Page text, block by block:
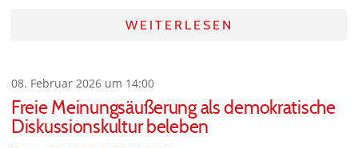
WEITERLESEN
08. Februar 2026 um 14:00
Freie Meinungsäußerung als demokratische
Diskussionskultur beleben